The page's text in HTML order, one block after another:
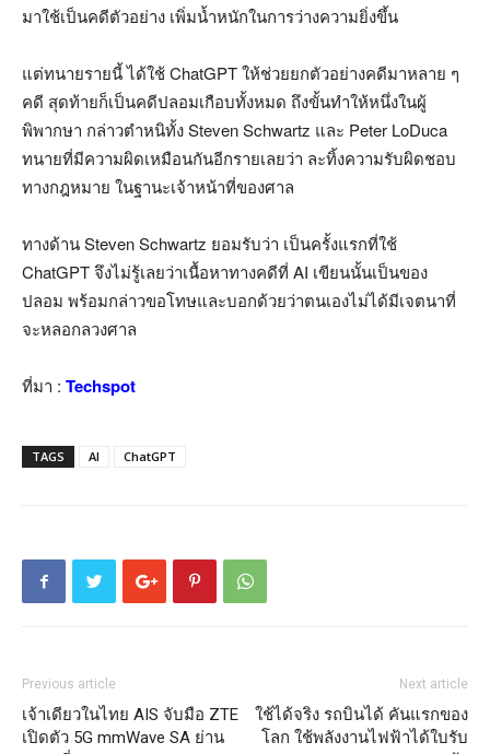
มาใช้เป็นคดีตัวอย่าง เพิ่มน้ำหนักในการว่างความยิ่งขึ้น
แต่ทนายรายนี้ ได้ใช้ ChatGPT ให้ช่วยยกตัวอย่างคดีมาหลาย ๆ
คดี สุดท้ายก็เป็นคดีปลอมเกือบทั้งหมด ถึงขั้นทำให้หนึ่งในผู้
พิพากษา กล่าวตำหนิทั้ง Steven Schwartz และ Peter LoDuca
ทนายที่มีความผิดเหมือนกันอีกรายเลยว่า ละทิ้งความรับผิดชอบ
ทางกฎหมาย ในฐานะเจ้าหน้าที่ของศาล
ทางด้าน Steven Schwartz ยอมรับว่า เป็นครั้งแรกที่ใช้
ChatGPT จึงไม่รู้เลยว่าเนื้อหาทางคดีที่ AI เขียนนั้นเป็นของ
ปลอม พร้อมกล่าวขอโทษและบอกด้วยว่าตนเองไม่ได้มีเจตนาที่
จะหลอกลวงศาล
ที่มา : Techspot
TAGS AI ChatGPT
Previous article
เจ้าเดียวในไทย AIS จับมือ ZTE
เปิดตัว 5G mmWave SA ย่าน
Next article
ใช้ได้จริง รถบินได้ คันแรกของ
โลก ใช้พลังงานไฟฟ้าได้ใบรับ